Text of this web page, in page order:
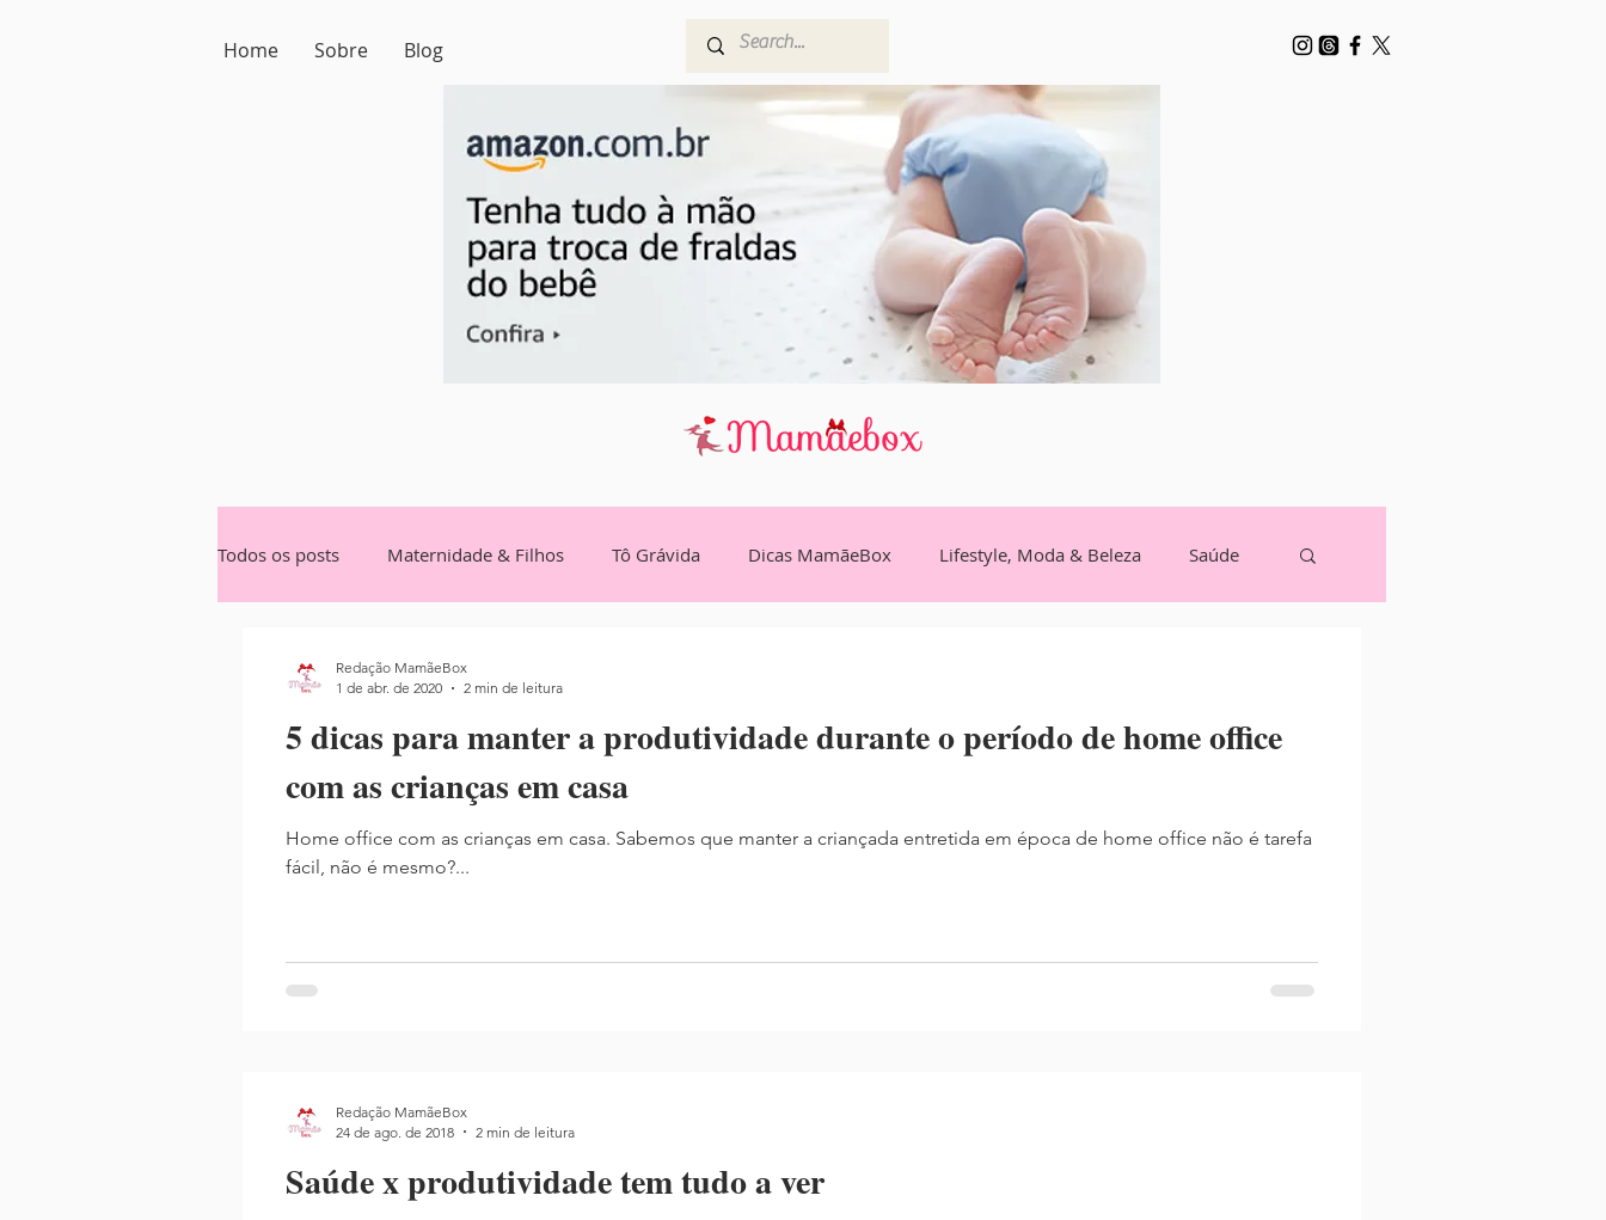
Home Sobre Blog
Todos os posts Maternidade & Filhos Tô Grávida Dicas MamãeBox Lifestyle, Moda & Beleza Saúde
5 dicas para manter a produtividade durante o período de home office
com as crianças em casa
Home office com as crianças em casa. Sabemos que manter a criançada entretida em época de home office não é tarefa
fácil, não é mesmo?...
Redação MamãeBox
1 de abr. de 2020
2 min de leitura
Saúde x produtividade tem tudo a ver
Redação MamãeBox
24 de ago. de 2018
2 min de leitura